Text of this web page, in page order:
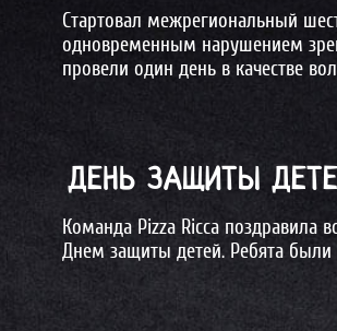
Cтартовал межрегиональный
одновременным нарушением
провели один день в качестве
ДЕНЬ ЗАЩИТЫ
Команда Pizza Ricca поздравила
Днем защиты детей. Ребята